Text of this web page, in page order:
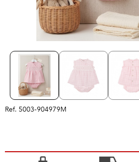
Ref. 5003-904979M